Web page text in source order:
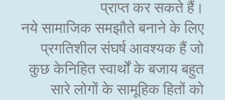
प्राप्त कर सकते हैं।
नये सामाजिक समझौते बनाने के लिए
प्रगतिशील संघर्ष आवश्यक हैं जो
कुछ केनिहित स्वार्थों के बजाय बहुत
सारे लोगों के सामूहिक हितों को